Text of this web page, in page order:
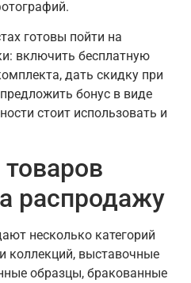
готовы пойти на
включить бесплатную
дать скидку при
бонус в виде
стоит использовать и
распродажу
несколько категорий
коллекций, выставочные
образцы, бракованные